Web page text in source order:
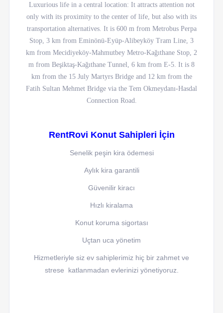
Luxurious life in a central location: It attracts attention not
only with its proximity to the center of life, but also with its
transportation alternatives. It is 600 m from Metrobus Perpa
Stop, 3 km from Eminönü-Eyüp-Alibeyköy Tram Line, 3
km from Mecidiyeköy-Mahmutbey Metro-Kağıthane Stop, 2
m from Beşiktaş-Kağıthane Tunnel, 6 km from E-5. It is 8
km from the 15 July Martyrs Bridge and 12 km from the
Fatih Sultan Mehmet Bridge via the Tem Okmeydanı-Hasdal
Connection Road.
RentRovi Konut Sahipleri İçin
Senelik peşin kira ödemesi
Aylık kira garantili
Güvenilir kiracı
Hızlı kiralama
Konut koruma sigortası
Uçtan uca yönetim
Hizmetleriyle siz ev sahiplerimiz hiç bir zahmet ve
strese katlanmadan evlerinizi yönetiyoruz.